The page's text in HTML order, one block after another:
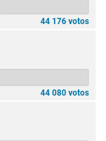
44 176 votos
44 080 votos